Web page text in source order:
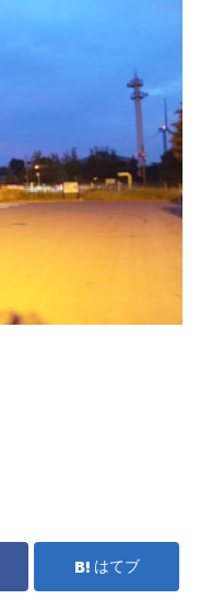
はてブ